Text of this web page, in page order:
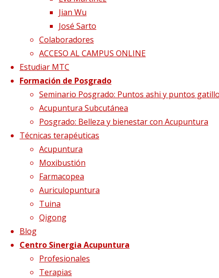
Jian Wu
José Sarto
Colaboradores
ACCESO AL CAMPUS ONLINE
Estudiar MTC
Formación de Posgrado
Seminario Posgrado: Puntos ashi y puntos
Acupuntura Subcutánea
Posgrado: Belleza y bienestar con Acupuntura
Técnicas terapéuticas
Acupuntura
Moxibustión
Farmacopea
Auriculopuntura
Tuina
Qigong
Blog
Centro Sinergia Acupuntura
Profesionales
Terapias
Dietética, Nutrición y
Medicina china
22 febrero, 2023 22 febrero, 2023
Leer más"Dietética, Nutrición y Medicina
china"
La decepción no mata,